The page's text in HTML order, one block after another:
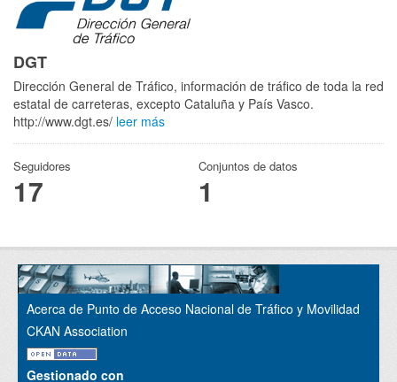
DGT
Dirección General de Tráfico, información de tráfico de toda la red
estatal de carreteras, excepto Cataluña y País Vasco.
http://www.dgt.es/ leer más
Seguidores
17
Conjuntos de datos
1
Acerca de Punto de Acceso Nacional de Tráfico y Movilidad
CKAN Association
Gestionado con